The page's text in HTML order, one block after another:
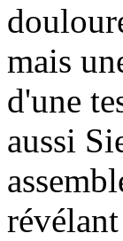
mais
d'une
aussi